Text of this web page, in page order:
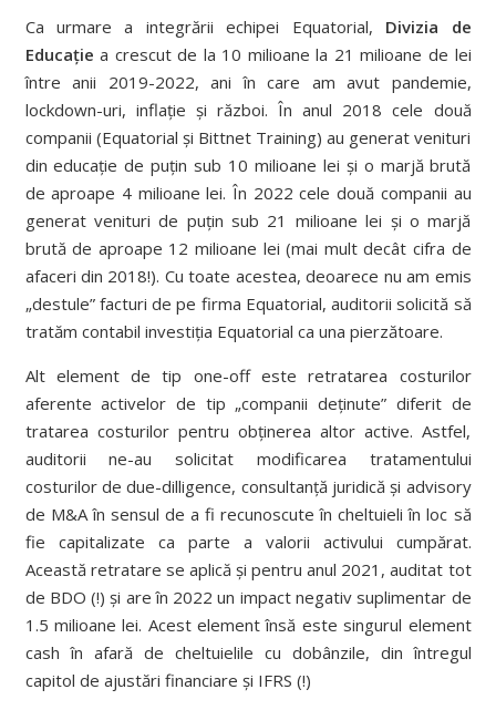
Ca urmare a integrării echipei Equatorial, Divizia de
Educație a crescut de la 10 milioane la 21 milioane de lei
între anii 2019-2022, ani în care am avut pandemie,
lockdown-uri, inflație și război. În anul 2018 cele două
companii (Equatorial și Bittnet Training) au generat venituri
din educație de puțin sub 10 milioane lei și o marjă brută
de aproape 4 milioane lei. În 2022 cele două companii au
generat venituri de puțin sub 21 milioane lei și o marjă
brută de aproape 12 milioane lei (mai mult decât cifra de
afaceri din 2018!). Cu toate acestea, deoarece nu am emis
„destule” facturi de pe firma Equatorial, auditorii solicită să
tratăm contabil investiția Equatorial ca una pierzătoare.
Alt element de tip one-off este retratarea costurilor
aferente activelor de tip „companii deținute” diferit de
tratarea costurilor pentru obținerea altor active. Astfel,
auditorii ne-au solicitat modificarea tratamentului
costurilor de due-dilligence, consultanță juridică și advisory
de M&A în sensul de a fi recunoscute în cheltuieli în loc să
fie capitalizate ca parte a valorii activului cumpărat.
Această retratare se aplică și pentru anul 2021, auditat tot
de BDO (!) și are în 2022 un impact negativ suplimentar de
1.5 milioane lei. Acest element însă este singurul element
cash în afară de cheltuielile cu dobânzile, din întregul
capitol de ajustări financiare și IFRS (!)